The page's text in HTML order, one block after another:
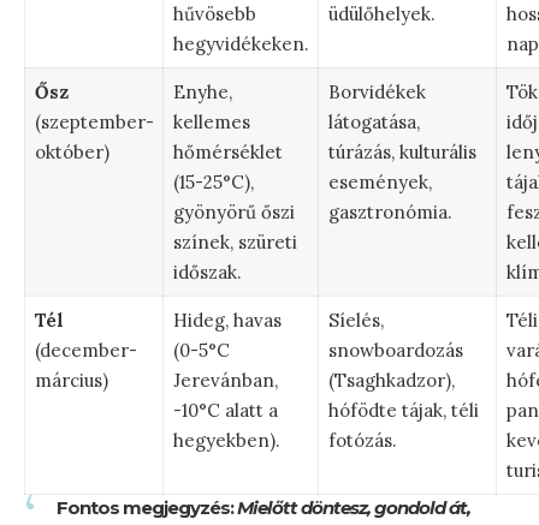
hűvösebb
hegyvidékeken.
üdülőhelyek.
Ősz
(szeptember-
október)
Enyhe,
kellemes
hőmérséklet
(15-25°C),
gyönyörű őszi
színek, szüreti
időszak.
Borvidékek
látogatása,
túrázás, kulturális
események,
gasztronómia.
Tél
(december-
március)
Hideg, havas
(0-5°C
Jerevánban,
-10°C alatt a
hegyekben).
Síelés,
snowboardozás
(Tsaghkadzor),
hófödte tájak, téli
fotózás.
Fontos megjegyzés:Mielőtt döntesz, gondold át,